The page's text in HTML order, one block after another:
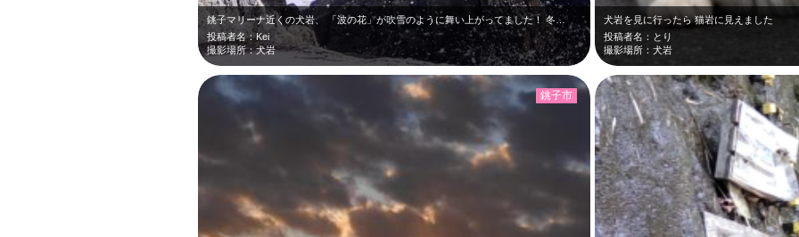
銚子マリーナ近くの犬岩、 「波の花」が吹雪のように舞い上がってました！ 冬…
投稿者名：Kei
撮影場所：犬岩
犬岩を見に行ったら 猫岩に見えました
投稿者名：とり
撮影場所：犬岩
銚子市